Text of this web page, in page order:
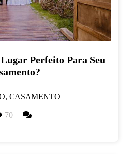
Perfeito Para Seu
CASAMENTO
70